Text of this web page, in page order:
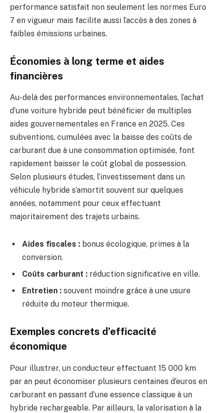
performance satisfait non seulement les normes Euro
7 en vigueur mais facilite aussi l’accès à des zones à
faibles émissions urbaines.
Économies à long terme et aides
financières
Au-delà des performances environnementales, l’achat
d’une voiture hybride peut bénéficier de multiples
aides gouvernementales en France en 2025. Ces
subventions, cumulées avec la baisse des coûts de
carburant due à une consommation optimisée, font
rapidement baisser le coût global de possession.
Selon plusieurs études, l’investissement dans un
véhicule hybride s’amortit souvent sur quelques
années, notamment pour ceux effectuant
majoritairement des trajets urbains.
Aides fiscales : bonus écologique, primes à la
conversion.
Coûts carburant : réduction significative en ville.
Entretien : souvent moindre grâce à une usure
réduite du moteur thermique.
Exemples concrets d’efficacité
économique
Pour illustrer, un conducteur effectuant 15 000 km
par an peut économiser plusieurs centaines d’euros en
carburant en passant d’une essence classique à un
hybride rechargeable. Par ailleurs, la valorisation à la